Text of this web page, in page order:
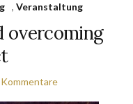
, Veranstaltung
overcoming